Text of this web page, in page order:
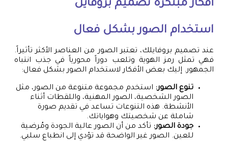
أفكار مبتكرة تصميم بروفايل
استخدام الصور بشكل فعال
عند تصميم بروفايلك، تعتبر الصور من العناصر الأكثر تأثيراً.
فهي تمثل رمز الهوية وتلعب دوراً محورياً في جذب انتباه
الجمهور. إليك بعض الأفكار لاستخدام الصور بشكل فعال:
تنوع الصور: استخدم مجموعة متنوعة من الصور، مثل
الصور الشخصية، الصور المهنية، واللقطات أثناء
الأنشطة. هذه التنوعات تساعد في تقديم صورة
شاملة عن شخصيتك وهواياتك.
جودة الصور: تأكد من أن الصور عالية الجودة ومُرضية
للعين. الصور غير الواضحة قد تؤدي إلى انطباع سلبي.